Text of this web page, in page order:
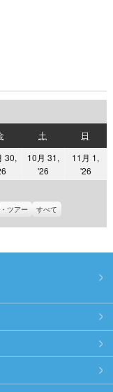
金
曜
日
土
曜
日
日
曜
日
30,
2026
10
月
30
10月 31,
'262026
10
月
31
11月 1,
'262026
1
ツアー すべて